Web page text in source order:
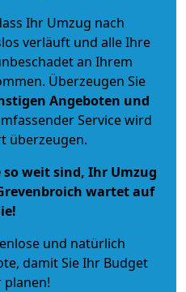
Ihr Umzug nach
verläuft und alle Ihre
an Ihrem
Überzeugen Sie
Angeboten und
Service wird
überzeugen.
so weit sind, Ihr Umzug
wartet auf
und natürlich
, damit Sie Ihr Budget
planen!